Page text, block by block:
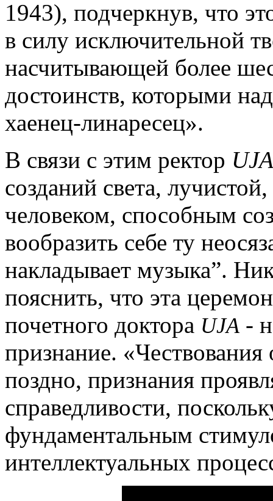
1943), подчеркнув, что
в силу исключительной
насчитывающей более
достоинств, которыми
хаенец-линаресец».
В связи с этим ректор UJA
созданий света,
человеком, способным
вообразить себе ту
накладывает музыка”.
пояснить, что эта
почетного доктора UJA -
признание.
поздно, признания
справедливости,
фундаментальным
интеллектуальных